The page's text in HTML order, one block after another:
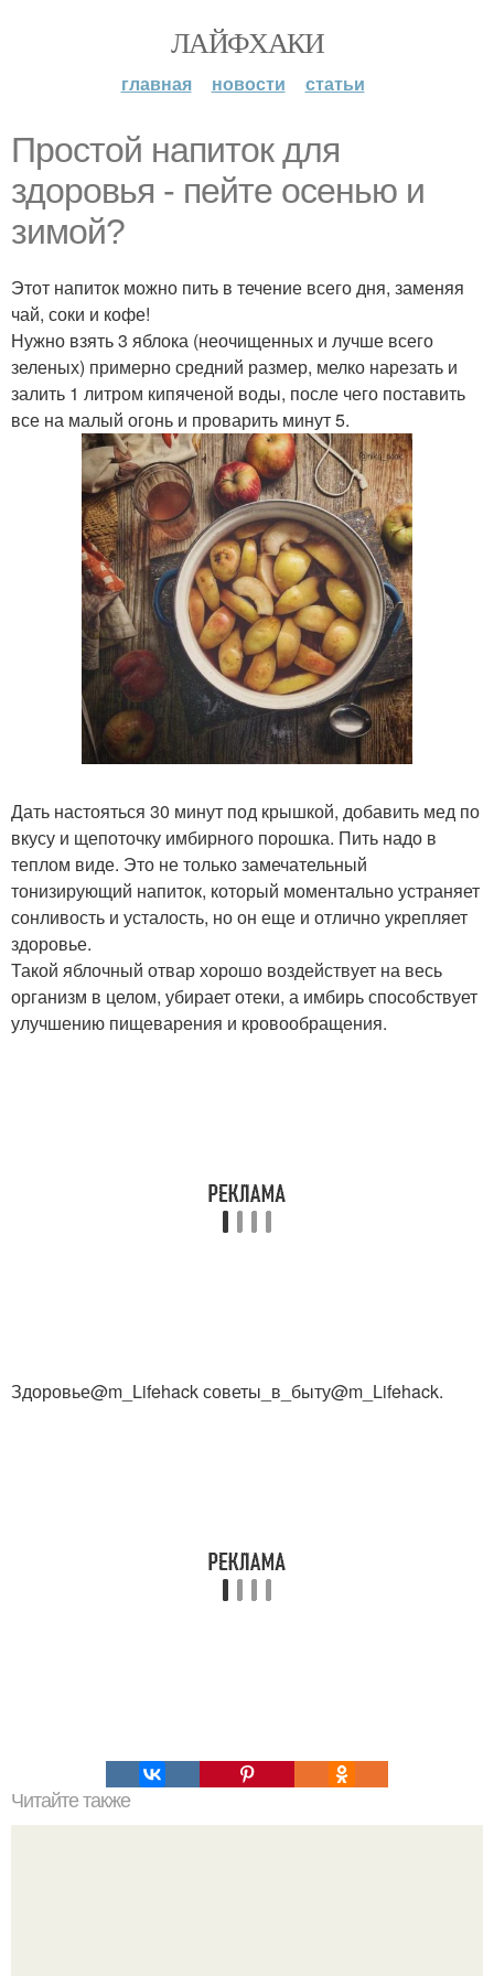
ЛАЙФХАКИ
главная новости статьи
Простой напиток для
здоровья - пейте осенью и
зимой?
Этот напиток можно пить в течение всего дня, заменяя
чай, соки и кофе!
Нужно взять 3 яблока (неочищенных и лучше всего
зеленых) примерно средний размер, мелко нарезать и
залить 1 литром кипяченой воды, после чего поставить
все на малый огонь и проварить минут 5.
Дать настояться 30 минут под крышкой, добавить мед по
вкусу и щепоточку имбирного порошка. Пить надо в
теплом виде. Это не только замечательный
тонизирующий напиток, который моментально устраняет
сонливость и усталость, но он еще и отлично укрепляет
здоровье.
Такой яблочный отвар хорошо воздействует на весь
организм в целом, убирает отеки, а имбирь способствует
улучшению пищеварения и кровообращения.
Здоровье@m_Lifehack советы_в_быту@m_Lifehack.
Читайте также